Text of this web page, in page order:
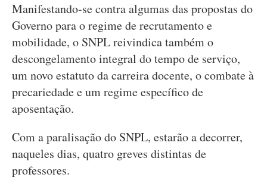
Manifestando-se contra algumas das propostas do
Governo para o regime de recrutamento e
mobilidade, o SNPL reivindica também o
descongelamento integral do tempo de serviço,
um novo estatuto da carreira docente, o combate à
precariedade e um regime específico de
aposentação.
Com a paralisação do SNPL, estarão a decorrer,
naqueles dias, quatro greves distintas de
professores.